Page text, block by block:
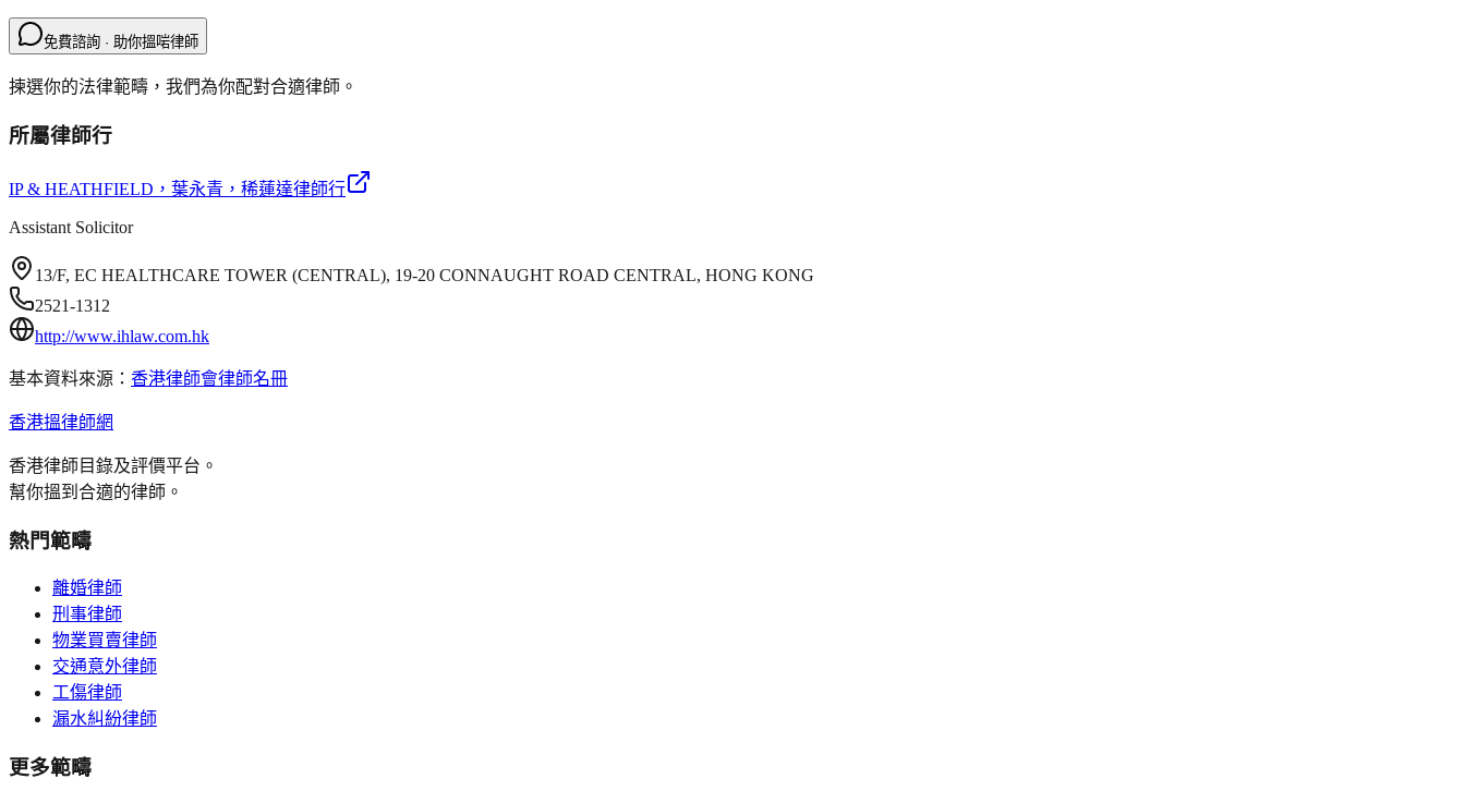
免費諮詢 · 助你搵啱律師
揀選你的法律範疇，我們為你配對合適律師。
所屬律師行
IP & HEATHFIELD ，葉永青，稀蓮達律師行
Assistant Solicitor
13/F, EC HEALTHCARE TOWER (CENTRAL), 19-20 CONNAUGHT ROAD CENTRAL, HONG KONG
2521-1312
http://www.ihlaw.com.hk
基本資料來源： 香港律師會律師名冊
香港搵律師網
香港律師目錄及評價平台。
幫你搵到合適的律師。
熱門範疇
離婚律師
刑事律師
物業買賣律師
交通意外律師
工傷律師
漏水糾紛律師
更多範疇